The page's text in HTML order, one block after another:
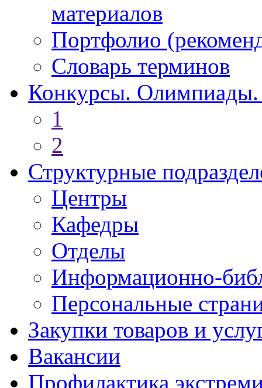
материалов
Портфолио
Словарь терминов
Конкурсы.
1
2
Структурные
Центры
Кафедры
Отделы
Информационно-
Персональные
Закупки товаров и
Вакансии
Профилактика